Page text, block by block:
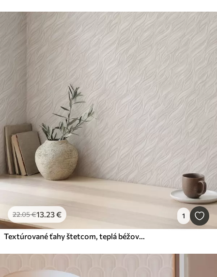
22.05€13.23€ 1
Textúrované ťahy štetcom, teplá béžová farba